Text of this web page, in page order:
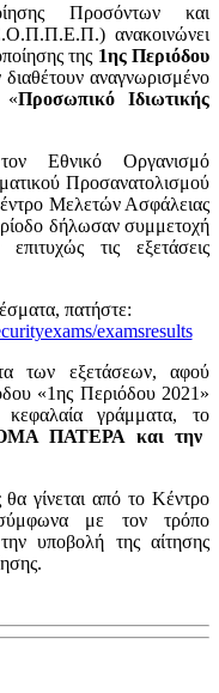
Προσόντων και
ανακοινώνει
της 1ης Περιόδου
αναγνωρισμένο
«Προσωπικό Ιδιωτικής
Εθνικό Οργανισμό
Προσανατολισμού
Μελετών Ασφάλειας
δήλωσαν συμμετοχή
τις εξετάσεις
πατήστε:
examsresults
των εξετάσεων, αφού
«1ης Περιόδου 2021»
γράμματα, το
ΠΑΤΕΡΑ και την
γίνεται από το Κέντρο
με τον τρόπο
υποβολή της αίτησης